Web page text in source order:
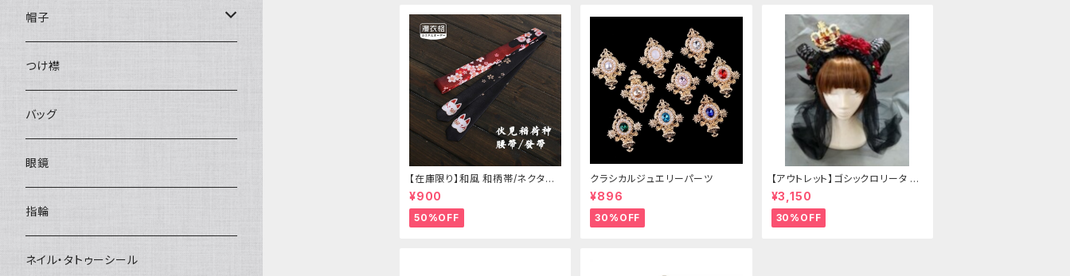
【在庫限り】和風 和柄帯/ネクタイ/
リボン（狐面/金魚
¥900
50%OFF
クラシカルジュエリーパーツ
¥896
30%OFF
【アウトレット】ゴシックロリータ ゴ
ールドクラウン＆ホーン(ヴェール
付き)
¥3,150
30%OFF
帽子
ベレー帽
つけ襟
バッグ
眼鏡
指輪
ネイル・タトゥーシール